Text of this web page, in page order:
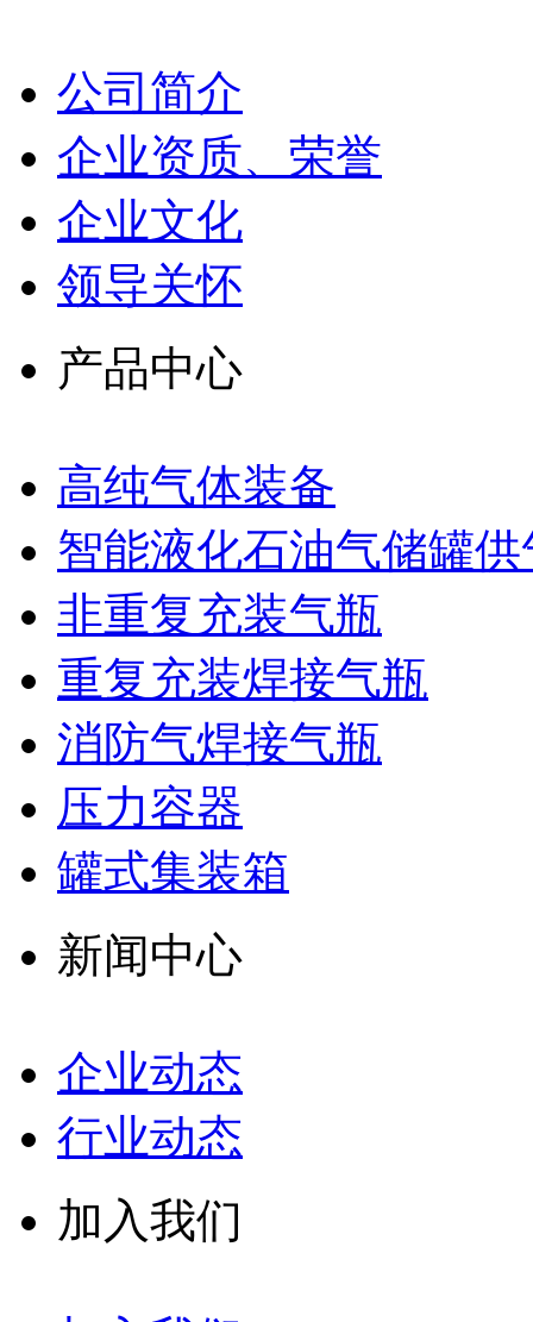
公司简介
企业资质、荣誉
企业文化
领导关怀
产品中心
高纯气体装备
智能液化石油气储罐
非重复充装气瓶
重复充装焊接气瓶
消防气焊接气瓶
压力容器
罐式集装箱
新闻中心
企业动态
行业动态
加入我们